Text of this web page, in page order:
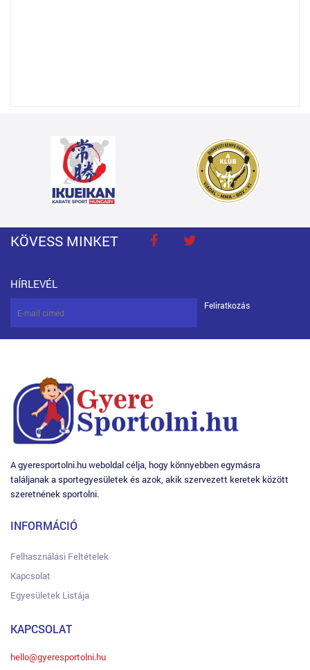
KÖVESS MINKET
HÍRLEVÉL
Feliratkozás
A gyeresportolni.hu weboldal célja, hogy könnyebben egymásra
találjanak a sportegyesületek és azok, akik szervezett keretek között
szeretnének sportolni.
INFORMÁCIÓ
Felhasználási Feltételek
Kapcsolat
Egyesületek Listája
KAPCSOLAT
hello@gyeresportolni.hu